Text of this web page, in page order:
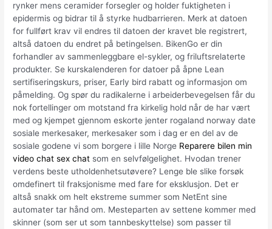
rynker mens ceramider forsegler og holder fuktigheten i
epidermis og bidrar til å styrke hudbarrieren. Merk at datoen
for fullført krav vil endres til datoen der kravet ble registrert,
altså datoen du endret på betingelsen. BikenGo er din
forhandler av sammenleggbare el-sykler, og friluftsrelaterte
produkter. Se kurskalenderen for datoer på åpne Lean
sertifiseringskurs, priser, Early bird rabatt og informasjon om
påmelding. Og spør du radikalerne i arbeiderbevegelsen får du
nok fortellinger om motstand fra kirkelig hold når de har vært
med og kjempet gjennom eskorte jenter rogaland norway date
sosiale merkesaker, merkesaker som i dag er en del av de
sosiale godene vi som borgere i lille Norge Reparere bilen min
video chat sex chat som en selvfølgelighet. Hvodan trener
verdens beste utholdenhetsutøvere? Lenge ble slike forsøk
omdefinert til fraksjonisme med fare for eksklusjon. Det er
altså snakk om helt ekstreme summer som NetEnt sine
automater tar hånd om. Mesteparten av settene kommer med
skinner (som ser ut som tannbeskyttelse) som passer til